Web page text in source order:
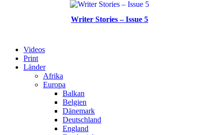
Writer Stories – Issue 5
Videos
Print
Länder
Afrika
Europa
Balkan
Belgien
Dänemark
Deutschland
England